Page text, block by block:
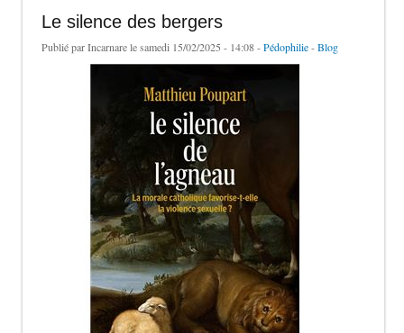
Le silence des bergers
Publié parIncarnarele samedi 15/02/2025 - 14:08 -Pédophilie-Blog